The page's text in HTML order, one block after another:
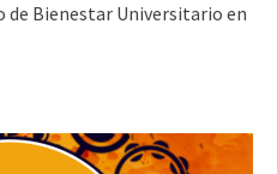
de Bienestar Universitario en